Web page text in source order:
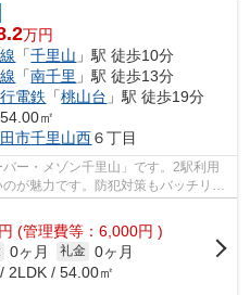
万円
「千里山 」駅 徒歩10分
「南千里 」駅 徒歩13分
電鉄 「桃山台 」駅 徒歩19分
㎡
市千里山西６丁目
ー・メゾン千里山」です。2駅利用
が魅力です。防犯対策もバッチリな
...
円 (管理費等：6,000円 )
0ヶ月 礼金 0ヶ月
2LDK / 54.00㎡